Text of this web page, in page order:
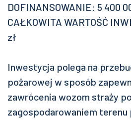
DOFINANSOWANIE: 5 400
CAŁKOWITA WARTOŚĆ
zł
Inwestycja polega na
pożarowej w sposób
zawrócenia wozom straży
zagospodarowaniem terenu